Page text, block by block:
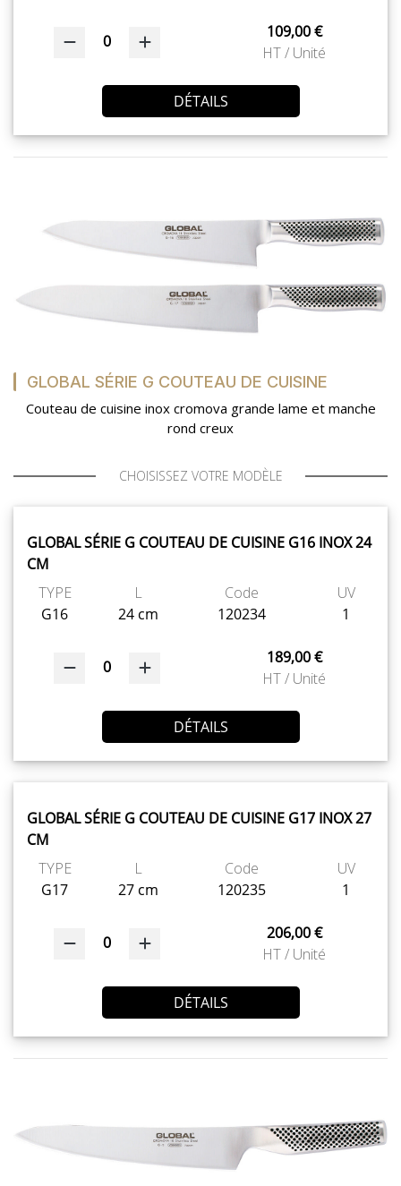
0
109,00 €
HT / Unité
DÉTAILS
GLOBAL SÉRIE G COUTEAU DE CUISINE
Couteau de cuisine inox cromova grande lame et manche
rond creux
CHOISISSEZ VOTRE MODÈLE
GLOBAL SÉRIE G COUTEAU DE CUISINE G16 INOX 24
CM
TYPE
G16
L
24 cm
Code
120234
UV
1
0
189,00 €
HT / Unité
DÉTAILS
GLOBAL SÉRIE G COUTEAU DE CUISINE G17 INOX 27
CM
TYPE
G17
L
27 cm
Code
120235
UV
1
0
206,00 €
HT / Unité
DÉTAILS